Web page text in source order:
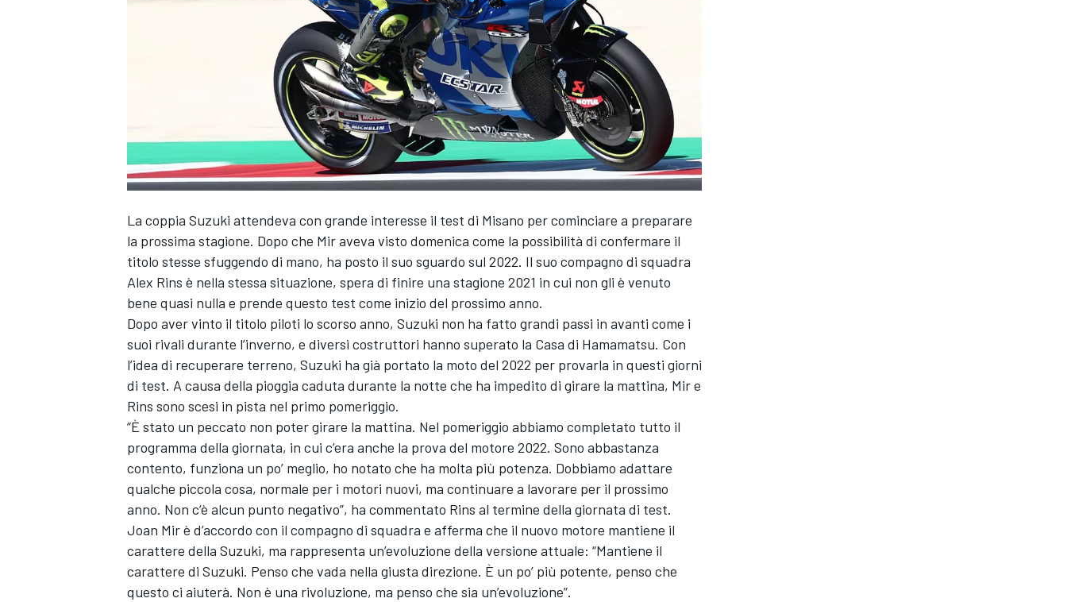
MONOPOSTO
La coppia Suzuki attendeva con grande interesse il test di Misano per cominciare a preparare
la prossima stagione. Dopo che Mir aveva visto domenica come la possibilità di confermare il
titolo stesse sfuggendo di mano, ha posto il suo sguardo sul 2022. Il suo compagno di squadra
Alex Rins è nella stessa situazione, spera di finire una stagione 2021 in cui non gli è venuto
bene quasi nulla e prende questo test come inizio del prossimo anno.
Dopo aver vinto il titolo piloti lo scorso anno, Suzuki non ha fatto grandi passi in avanti come i
suoi rivali durante l’inverno, e diversi costruttori hanno superato la Casa di Hamamatsu. Con
l’idea di recuperare terreno, Suzuki ha già portato la moto del 2022 per provarla in questi giorni
di test. A causa della pioggia caduta durante la notte che ha impedito di girare la mattina, Mir e
Rins sono scesi in pista nel primo pomeriggio.
“È stato un peccato non poter girare la mattina. Nel pomeriggio abbiamo completato tutto il
programma della giornata, in cui c’era anche la prova del motore 2022. Sono abbastanza
contento, funziona un po’ meglio, ho notato che ha molta più potenza. Dobbiamo adattare
qualche piccola cosa, normale per i motori nuovi, ma continuare a lavorare per il prossimo
anno. Non c’è alcun punto negativo”, ha commentato Rins al termine della giornata di test.
Joan Mir è d’accordo con il compagno di squadra e afferma che il nuovo motore mantiene il
carattere della Suzuki, ma rappresenta un’evoluzione della versione attuale: “Mantiene il
carattere di Suzuki. Penso che vada nella giusta direzione. È un po’ più potente, penso che
questo ci aiuterà. Non è una rivoluzione, ma penso che sia un’evoluzione”.